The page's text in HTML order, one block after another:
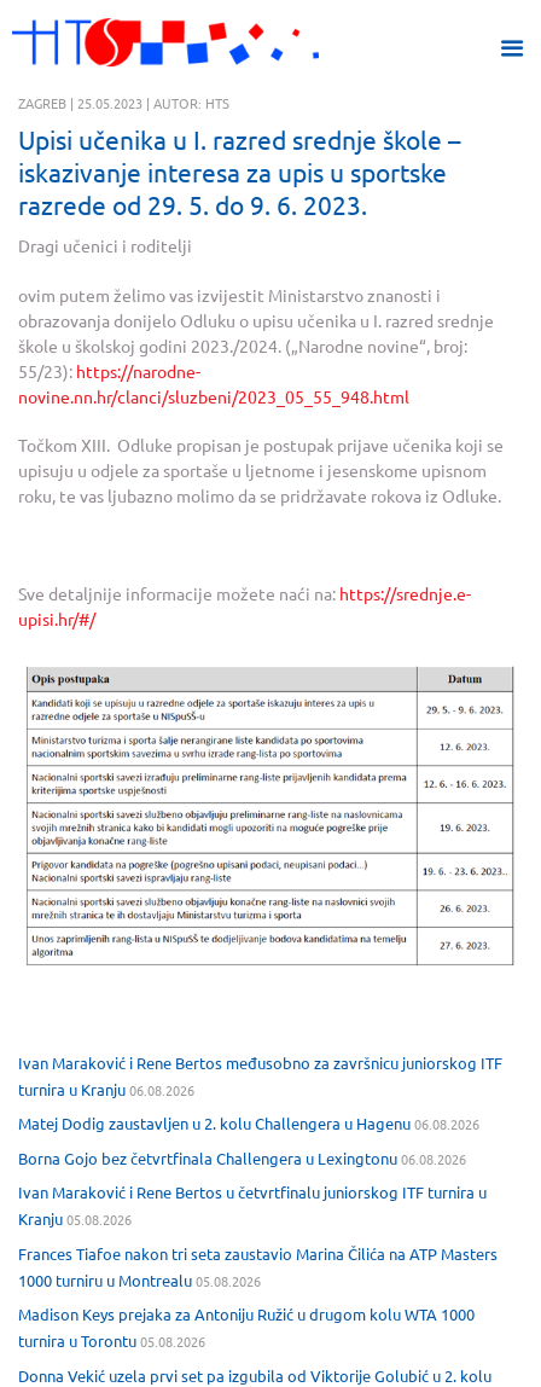
ZAGREB | 25.05.2023 | AUTOR: HTS
Upisi učenika u I. razred srednje škole –
iskazivanje interesa za upis u sportske
razrede od 29. 5. do 9. 6. 2023.
Dragi učenici i roditelji
ovim putem želimo vas izvijestit Ministarstvo znanosti i
obrazovanja donijelo Odluku o upisu učenika u I. razred srednje
škole u školskoj godini 2023./2024. („Narodne novine“, broj:
55/23): https://narodne-
novine.nn.hr/clanci/sluzbeni/2023_05_55_948.html
Točkom XIII. Odluke propisan je postupak prijave učenika koji se
upisuju u odjele za sportaše u ljetnome i jesenskome upisnom
roku, te vas ljubazno molimo da se pridržavate rokova iz Odluke.
Sve detaljnije informacije možete naći na: https://srednje.e-
upisi.hr/#/
Ivan Maraković i Rene Bertos međusobno za završnicu juniorskog ITF
turnira u Kranju06.08.2026
Matej Dodig zaustavljen u 2. kolu Challengera u Hagenu06.08.2026
Borna Gojo bez četvrtfinala Challengera u Lexingtonu06.08.2026
Ivan Maraković i Rene Bertos u četvrtfinalu juniorskog ITF turnira u
Kranju05.08.2026
Frances Tiafoe nakon tri seta zaustavio Marina Čilića na ATP Masters
1000 turniru u Montrealu05.08.2026
Madison Keys prejaka za Antoniju Ružić u drugom kolu WTA 1000
turnira u Torontu05.08.2026
Donna Vekić uzela prvi set pa izgubila od Viktorije Golubić u 2. kolu